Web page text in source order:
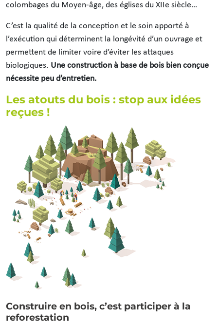
colombages du Moyen-âge, des églises du XIIe siècle…
C’est la qualité de la conception et le soin apporté à
l’exécution qui déterminent la longévité d’un ouvrage et
permettent de limiter voire d’éviter les attaques
biologiques. Une construction à base de bois bien conçue
nécessite peu d’entretien.
Les atouts du bois : stop aux idées
reçues !
Construire en bois, c’est participer à la
reforestation